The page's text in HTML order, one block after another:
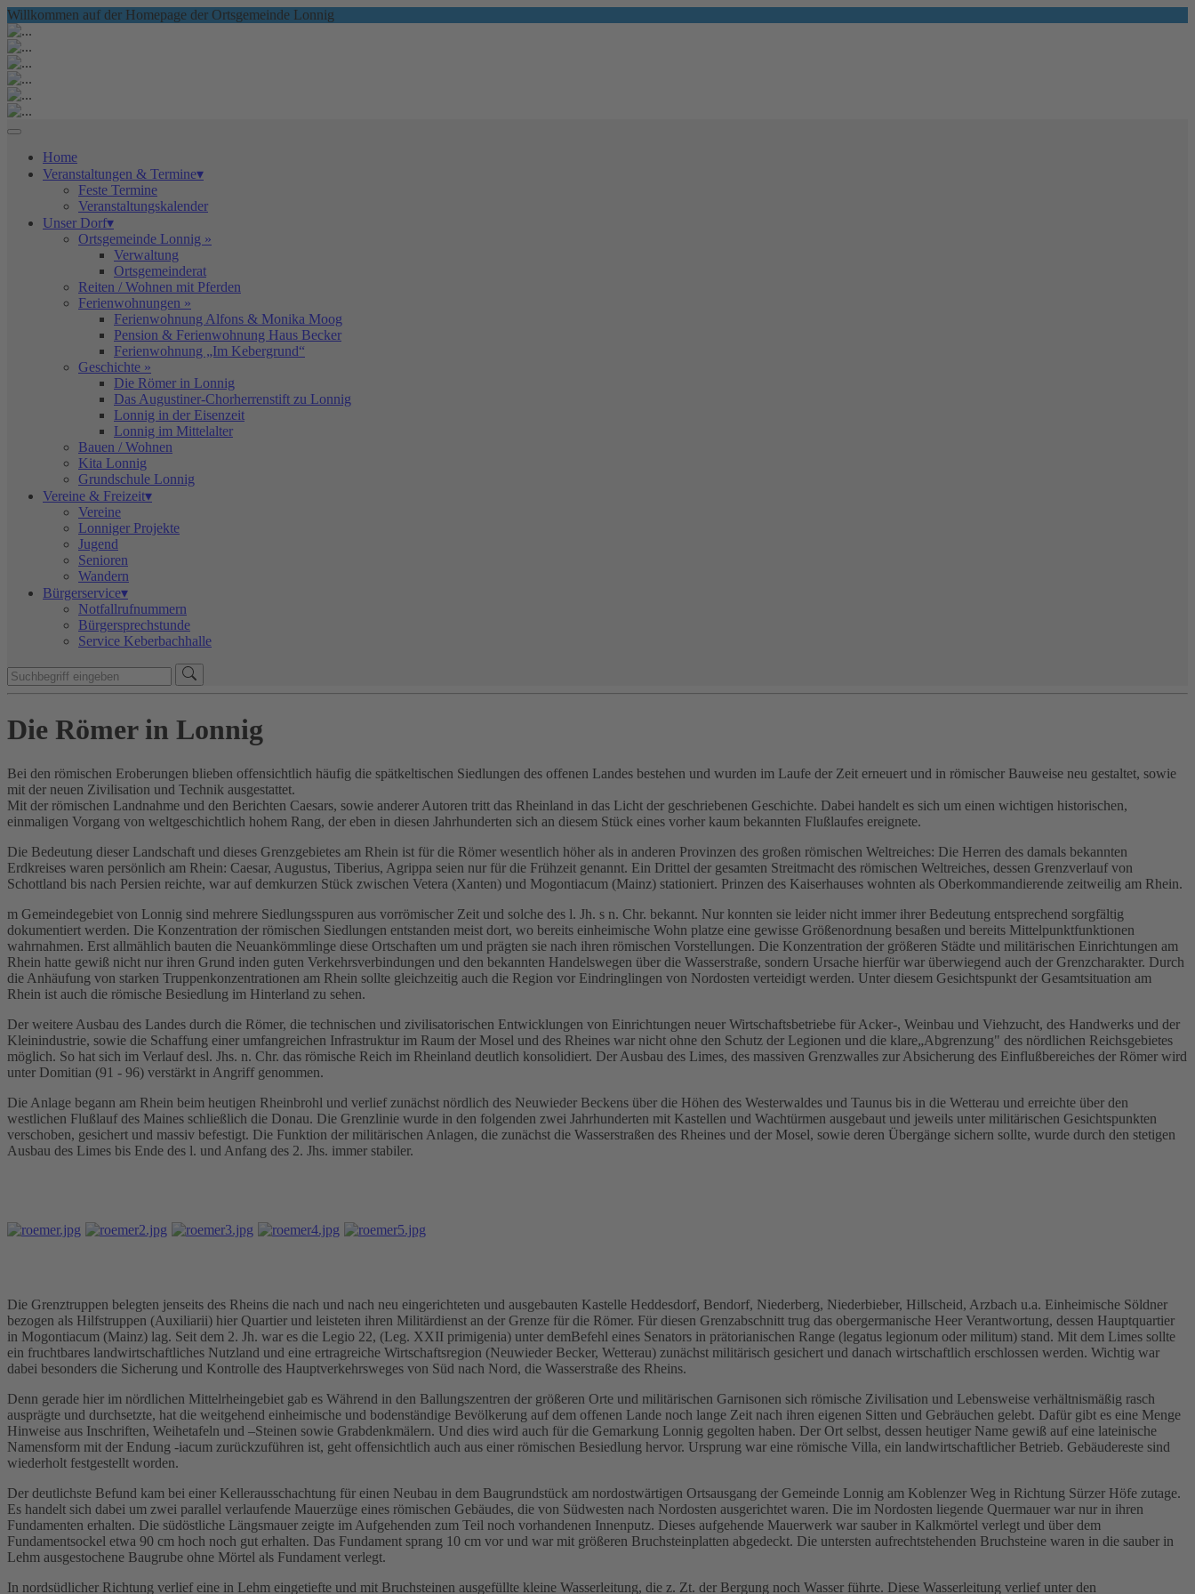
Willkommen auf der Homepage der Ortsgemeinde Lonnig
Home
Veranstaltungen & Termine▾
Feste Termine
Veranstaltungskalender
Unser Dorf▾
Ortsgemeinde Lonnig »
Verwaltung
Ortsgemeinderat
Reiten / Wohnen mit Pferden
Ferienwohnungen »
Ferienwohnung Alfons & Monika Moog
Pension & Ferienwohnung Haus Becker
Ferienwohnung „Im Kebergrund“
Geschichte »
Die Römer in Lonnig
Das Augustiner-Chorherrenstift zu Lonnig
Lonnig in der Eisenzeit
Lonnig im Mittelalter
Bauen / Wohnen
Kita Lonnig
Grundschule Lonnig
Vereine & Freizeit▾
Vereine
Lonniger Projekte
Jugend
Senioren
Wandern
Bürgerservice▾
Notfallrufnummern
Bürgersprechstunde
Service Keberbachhalle
Die Römer in Lonnig
Bei den römischen Eroberungen blieben offensichtlich häufig die spätkeltischen Siedlungen des offenen Landes bestehen und wurden im Laufe der Zeit erneuert und in römischer Bauweise neu gestaltet, sowie
mit der neuen Zivilisation und Technik ausgestattet.
Mit der römischen Landnahme und den Berichten Caesars, sowie anderer Autoren tritt das Rheinland in das Licht der geschriebenen Geschichte. Dabei handelt es sich um einen wichtigen historischen,
einmaligen Vorgang von weltgeschichtlich hohem Rang, der eben in diesen Jahrhunderten sich an diesem Stück eines vorher kaum bekannten Flußlaufes ereignete.
Die Bedeutung dieser Landschaft und dieses Grenzgebietes am Rhein ist für die Römer wesentlich höher als in anderen Provinzen des großen römischen Weltreiches: Die Herren des damals bekannten
Erdkreises waren persönlich am Rhein: Caesar, Augustus, Tiberius, Agrippa seien nur für die Frühzeit genannt. Ein Drittel der gesamten Streitmacht des römischen Weltreiches, dessen Grenzverlauf von
Schottland bis nach Persien reichte, war auf demkurzen Stück zwischen Vetera (Xanten) und Mogontiacum (Mainz) stationiert. Prinzen des Kaiserhauses wohnten als Oberkommandierende zeitweilig am Rhein.
m Gemeindegebiet von Lonnig sind mehrere Siedlungsspuren aus vorrömischer Zeit und solche des l. Jh. s n. Chr. bekannt. Nur konnten sie leider nicht immer ihrer Bedeutung entsprechend sorgfältig
dokumentiert werden. Die Konzentration der römischen Siedlungen entstanden meist dort, wo bereits einheimische Wohn platze eine gewisse Größenordnung besaßen und bereits Mittelpunktfunktionen
wahrnahmen. Erst allmählich bauten die Neuankömmlinge diese Ortschaften um und prägten sie nach ihren römischen Vorstellungen. Die Konzentration der größeren Städte und militärischen Einrichtungen am
Rhein hatte gewiß nicht nur ihren Grund inden guten Verkehrsverbindungen und den bekannten Handelswegen über die Wasserstraße, sondern Ursache hierfür war überwiegend auch der Grenzcharakter. Durch
die Anhäufung von starken Truppenkonzentrationen am Rhein sollte gleichzeitig auch die Region vor Eindringlingen von Nordosten verteidigt werden. Unter diesem Gesichtspunkt der Gesamtsituation am
Rhein ist auch die römische Besiedlung im Hinterland zu sehen.
Der weitere Ausbau des Landes durch die Römer, die technischen und zivilisatorischen Entwicklungen von Einrichtungen neuer Wirtschaftsbetriebe für Acker-, Weinbau und Viehzucht, des Handwerks und der
Kleinindustrie, sowie die Schaffung einer umfangreichen Infrastruktur im Raum der Mosel und des Rheines war nicht ohne den Schutz der Legionen und die klare„Abgrenzung" des nördlichen Reichsgebietes
möglich. So hat sich im Verlauf desl. Jhs. n. Chr. das römische Reich im Rheinland deutlich konsolidiert. Der Ausbau des Limes, des massiven Grenzwalles zur Absicherung des Einflußbereiches der Römer wird
unter Domitian (91 - 96) verstärkt in Angriff genommen.
Die Anlage begann am Rhein beim heutigen Rheinbrohl und verlief zunächst nördlich des Neuwieder Beckens über die Höhen des Westerwaldes und Taunus bis in die Wetterau und erreichte über den
westlichen Flußlauf des Maines schließlich die Donau. Die Grenzlinie wurde in den folgenden zwei Jahrhunderten mit Kastellen und Wachtürmen ausgebaut und jeweils unter militärischen Gesichtspunkten
verschoben, gesichert und massiv befestigt. Die Funktion der militärischen Anlagen, die zunächst die Wasserstraßen des Rheines und der Mosel, sowie deren Übergänge sichern sollte, wurde durch den stetigen
Ausbau des Limes bis Ende des l. und Anfang des 2. Jhs. immer stabiler.
Die Grenztruppen belegten jenseits des Rheins die nach und nach neu eingerichteten und ausgebauten Kastelle Heddesdorf, Bendorf, Niederberg, Niederbieber, Hillscheid, Arzbach u.a. Einheimische Söldner
bezogen als Hilfstruppen (Auxiliarii) hier Quartier und leisteten ihren Militärdienst an der Grenze für die Römer. Für diesen Grenzabschnitt trug das obergermanische Heer Verantwortung, dessen Hauptquartier
in Mogontiacum (Mainz) lag. Seit dem 2. Jh. war es die Legio 22, (Leg. XXII primigenia) unter demBefehl eines Senators in prätorianischen Range (legatus legionum oder militum) stand. Mit dem Limes sollte
ein fruchtbares landwirtschaftliches Nutzland und eine ertragreiche Wirtschaftsregion (Neuwieder Becker, Wetterau) zunächst militärisch gesichert und danach wirtschaftlich erschlossen werden. Wichtig war
dabei besonders die Sicherung und Kontrolle des Hauptverkehrsweges von Süd nach Nord, die Wasserstraße des Rheins.
Denn gerade hier im nördlichen Mittelrheingebiet gab es Während in den Ballungszentren der größeren Orte und militärischen Garnisonen sich römische Zivilisation und Lebensweise verhältnismäßig rasch
ausprägte und durchsetzte, hat die weitgehend einheimische und bodenständige Bevölkerung auf dem offenen Lande noch lange Zeit nach ihren eigenen Sitten und Gebräuchen gelebt. Dafür gibt es eine Menge
Hinweise aus Inschriften, Weihetafeln und –Steinen sowie Grabdenkmälern. Und dies wird auch für die Gemarkung Lonnig gegolten haben. Der Ort selbst, dessen heutiger Name gewiß auf eine lateinische
Namensform mit der Endung -iacum zurückzuführen ist, geht offensichtlich auch aus einer römischen Besiedlung hervor. Ursprung war eine römische Villa, ein landwirtschaftlicher Betrieb. Gebäudereste sind
wiederholt festgestellt worden.
Der deutlichste Befund kam bei einer Kellerausschachtung für einen Neubau in dem Baugrundstück am nordostwärtigen Ortsausgang der Gemeinde Lonnig am Koblenzer Weg in Richtung Sürzer Höfe zutage.
Es handelt sich dabei um zwei parallel verlaufende Mauerzüge eines römischen Gebäudes, die von Südwesten nach Nordosten ausgerichtet waren. Die im Nordosten liegende Quermauer war nur in ihren
Fundamenten erhalten. Die südöstliche Längsmauer zeigte im Aufgehenden zum Teil noch vorhandenen Innenputz. Dieses aufgehende Mauerwerk war sauber in Kalkmörtel verlegt und über dem
Fundamentsockel etwa 90 cm hoch noch gut erhalten. Das Fundament sprang 10 cm vor und war mit größeren Bruchsteinplatten abgedeckt. Die untersten aufrechtstehenden Bruchsteine waren in die sauber in
Lehm ausgestochene Baugrube ohne Mörtel als Fundament verlegt.
In nordsüdlicher Richtung verlief eine in Lehm eingetiefte und mit Bruchsteinen ausgefüllte kleine Wasserleitung, die z. Zt. der Bergung noch Wasser führte. Diese Wasserleitung verlief unter den